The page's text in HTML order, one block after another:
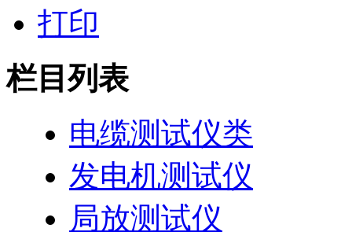
打印
栏目列表
电缆测试仪类
发电机测试仪
局放测试仪